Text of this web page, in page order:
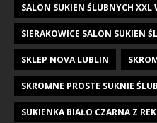
SALON SUKIEN ŚLUBNYCH XXL
SIERAKOWICE SALON SUKIEN
SKLEP NOVA LUBLIN
SKROMNE PROSTE SUKNIE
SUKIENKA BIAŁO CZARNA Z